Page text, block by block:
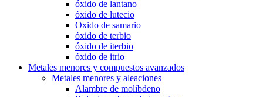
óxido de lantano
óxido de lutecio
Oxido de samario
óxido de terbio
óxido de iterbio
óxido de itrio
Metales menores y compuestos avanzados
Metales menores y aleaciones
Alambre de molibdeno